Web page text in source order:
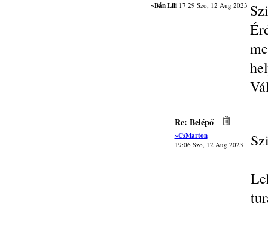
~Bán Lili17:29 Szo, 12 Aug 2023
Re: Belépő
~CsMarton
19:06 Szo, 12 Aug 2023